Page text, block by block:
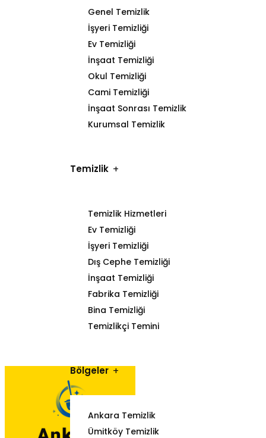
Genel Temizlik
İşyeri Temizliği
Ev Temizliği
İnşaat Temizliği
Okul Temizliği
Cami Temizliği
İnşaat Sonrası Temizlik
Kurumsal Temizlik
Temizlik
Temizlik Hizmetleri
Ev Temizliği
İşyeri Temizliği
Dış Cephe Temizliği
İnşaat Temizliği
Fabrika Temizliği
Bina Temizliği
Temizlikçi Temini
Bölgeler
Ankara Temizlik
Ümitköy Temizlik